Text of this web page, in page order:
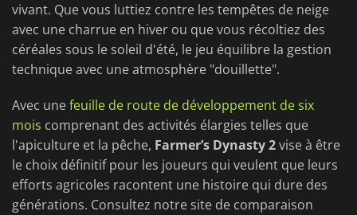
vivant. Que vous luttiez contre les tempêtes de neige
avec une charrue en hiver ou que vous récoltiez des
céréales sous le soleil d'été, le jeu équilibre la gestion
technique avec une atmosphère "douillette".
Avec unefeuille de route de développement de six
mois comprenant des activités élargies telles que
l'apiculture et la pêche, Farmer’s Dynasty 2vise à être
le choix définitif pour les joueurs qui veulent que leurs
efforts agricoles racontent une histoire qui dure des
générations. Consultez notre site de comparaison